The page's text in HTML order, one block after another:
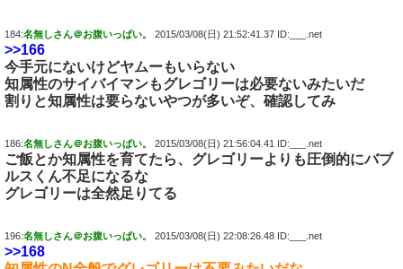
184:名無しさん＠お腹いっぱい。 2015/03/08(日) 21:52:41.37 ID:___.net
>>166
今手元にないけどヤムーもいらない
知属性のサイバイマンもグレゴリーは必要ないみたいだ
割りと知属性は要らないやつが多いぞ、確認してみ
186:名無しさん＠お腹いっぱい。 2015/03/08(日) 21:56:04.41 ID:___.net
ご飯とか知属性を育てたら、グレゴリーよりも圧倒的にバブ
ルスくん不足になるな
グレゴリーは全然足りてる
196:名無しさん＠お腹いっぱい。 2015/03/08(日) 22:08:26.48 ID:___.net
>>168